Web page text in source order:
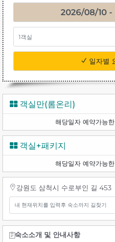
1객실
일자별
객실만(롬온리)
해당일자 예약가능
객실+패키지
해당일자 예약가능
강원도 삼척시 수로부인 길 453
숙소소개 및 안내사항